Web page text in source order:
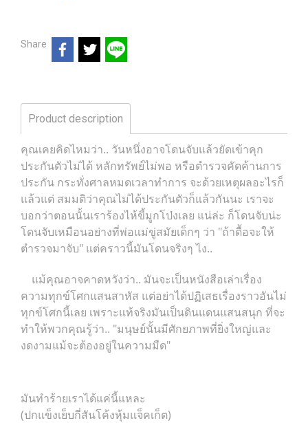
Share
Product description
คุณเคยคิดไหมว่า.. วันหนึ่งอาจโดนจับแล้วยัดเข้าคุก
ประกันตัวไม่ได้ หลักทรัพย์ไม่พอ หรือตำรวจคัดค้านการ
ประกัน กระทั่งศาลหมดเวลาทำการ จะด้วยเหตุผลอะไรก็
แล้วแต่ สมมติว่าคุณไม่ได้ประกันตัวก็แล้วกันนะ เราจะ
บอกว่าตอนนั้นเราร้องไห้ขี้มูกโป่งเลย แน่ล่ะ ก็โดนจับน่ะ
โดนจับเหมือนอย่างที่พ่อแม่ขู่สมัยเด็กๆ ว่า "ถ้าดื้อจะให้
ตำรวจมาจับ" แต่คราวนี้มันโดนจริงๆ ไง..
แม้คุณอาจคาดหวังว่า.. มันจะเป็นหนังสือเล่าเรื่อง
ความทุกข์โศกแสนสาหัส แต่อย่าได้ปฏิเสธเรื่องราวอันไม่
ทุกข์โศกนี้เลย เพราะแท้จริงมันเป็นดินแดนแสนสนุก ที่จะ
ทำให้พวกคุณรู้ว่า.. "มนุษย์นั้นมีศักยภาพที่ยิ่งใหญ่และ
งดงามแม้จะต้องอยู่ในความมืด"
มันทำร้ายเราได้แค่นี้แหละ
(ปกแข็งเย็บกี่สันโค้งหุ้มแจ็คเก็ต)